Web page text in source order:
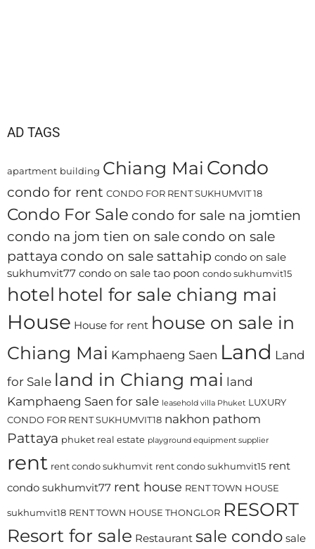
AD TAGS
apartment building Chiang Mai Condo
condo for rent CONDO FOR RENT SUKHUMVIT 18
Condo For Sale condo for sale na jomtien
condo na jom tien on sale condo on sale
pattaya condo on sale sattahip condo on sale
sukhumvit77 condo on sale tao poon condo sukhumvit15
hotel hotel for sale chiang mai
House House for rent house on sale in
Chiang Mai Kamphaeng Saen Land Land
for Sale land in Chiang mai land
Kamphaeng Saen for sale leasehold villa Phuket LUXURY
CONDO FOR RENT SUKHUMVIT18 nakhon pathom
Pattaya phuket real estate playground equipment supplier
rent rent condo sukhumvit rent condo sukhumvit15 rent
condo sukhumvit77 rent house RENT TOWN HOUSE
sukhumvit18 RENT TOWN HOUSE THONGLOR RESORT
Resort for sale Restaurant sale condo sale